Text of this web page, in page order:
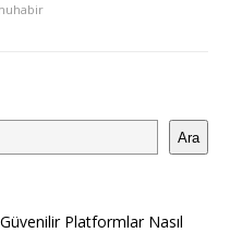
Ara
Platformlar Nasıl